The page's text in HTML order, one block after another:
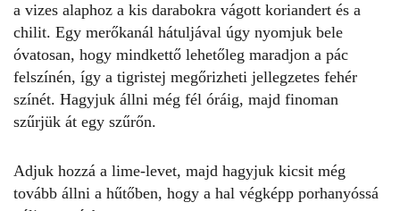
a vizes alaphoz a kis darabokra vágott koriandert és a
chilit. Egy merőkanál hátuljával úgy nyomjuk bele
óvatosan, hogy mindkettő lehetőleg maradjon a pác
felszínén, így a tigristej megőrizheti jellegzetes fehér
színét. Hagyjuk állni még fél óráig, majd finoman
szűrjük át egy szűrőn.
Adjuk hozzá a lime-levet, majd hagyjuk kicsit még
tovább állni a hűtőben, hogy a hal végképp porhanyóssá